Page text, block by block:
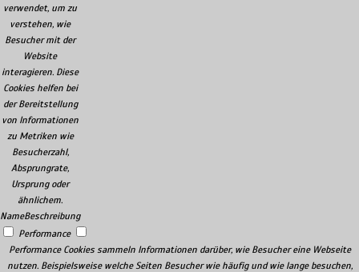
verwendet, um zu
verstehen, wie
Besucher mit der
Website
interagieren. Diese
Cookies helfen bei
der Bereitstellung
von Informationen
zu Metriken wie
Besucherzahl,
Absprungrate,
Ursprung oder
ähnlichem.
NameBeschreibung
Performance
Performance Cookies sammeln Informationen darüber, wie Besucher eine Webseite
nutzen. Beispielsweise welche Seiten Besucher wie häufig und wie lange besuchen,